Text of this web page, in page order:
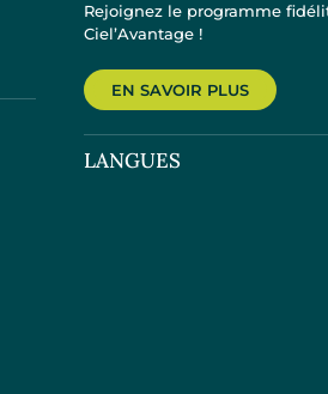
Rejoignez le programme
Ciel’Avantage !
EN SAVOIR PLUS
LANGUES